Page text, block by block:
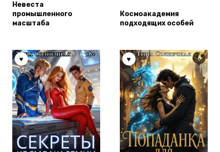
Невеста
промышленного
масштаба
Космоакадемия
подходящих особей